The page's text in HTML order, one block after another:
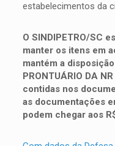
estabelecimentos da
O SINDIPETRO/SC
manter os itens em
mantém a
PRONTUÁRIO DA
contidas nos
as documentações
podem chegar aos